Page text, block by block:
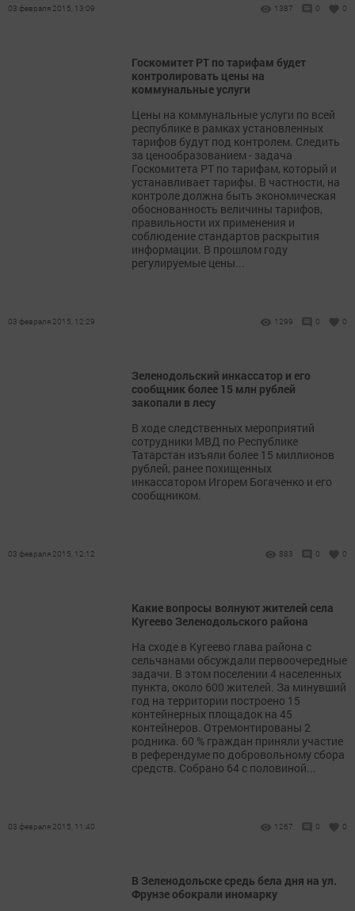
03 февраля 2015, 13:09 1387 0 0
Госкомитет РТ по тарифам будет
контролировать цены на
коммунальные услуги
Цены на коммунальные услуги по всей
республике в рамках установленных
тарифов будут под контролем. Следить
за ценообразованием - задача
Госкомитета РТ по тарифам, который и
устанавливает тарифы. В частности, на
контроле должна быть экономическая
обоснованность величины тарифов,
правильности их применения и
соблюдение стандартов раскрытия
информации. В прошлом году
регулируемые цены...
03 февраля 2015, 12:29 1299 0 0
Зеленодольский инкассатор и его
сообщник более 15 млн рублей
закопали в лесу
В ходе следственных мероприятий
сотрудники МВД по Республике
Татарстан изъяли более 15 миллионов
рублей, ранее похищенных
инкассатором Игорем Богаченко и его
сообщником.
03 февраля 2015, 12:12 883 0 0
Какие вопросы волнуют жителей села
Кугеево Зеленодольского района
На сходе в Кугеево глава района с
сельчанами обсуждали первоочередные
задачи. В этом поселении 4 населенных
пункта, около 600 жителей. За минувший
год на территории построено 15
контейнерных площадок на 45
контейнеров. Отремонтированы 2
родника. 60 % граждан приняли участие
в референдуме по добровольному сбора
средств. Собрано 64 с половиной...
03 февраля 2015, 11:40 1267 0 0
В Зеленодольске средь бела дня на ул.
Фрунзе обокрали иномарку